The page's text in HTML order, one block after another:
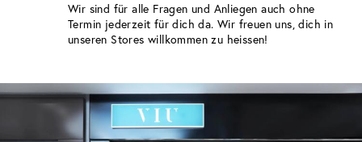
Wir sind für alle Fragen und Anliegen auch ohne
Termin jederzeit für dich da. Wir freuen uns, dich in
unseren Stores willkommen zu heissen!